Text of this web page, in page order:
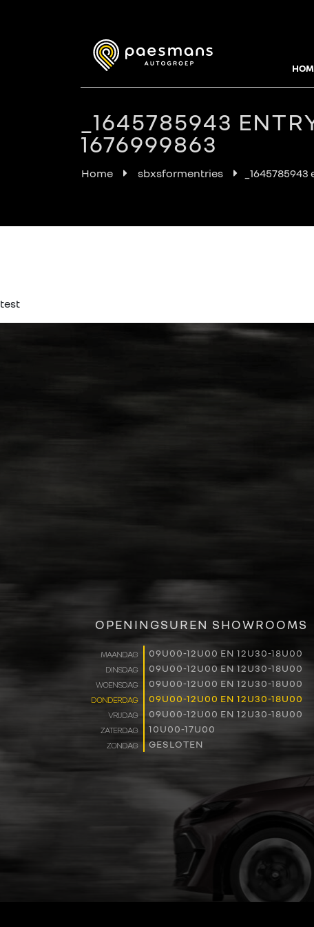
_1645785943
1676999863
Home sbxsformentries
test
OPENINGSUREN SHOWROOMS
MAANDAG 09U00-12U00 EN 12U30-18U00
DINSDAG 09U00-12U00 EN 12U30-18U00
WOENSDAG 09U00-12U00 EN 12U30-18U00
DONDERDAG 09U00-12U00 EN 12U30-18U00
VRIJDAG 09U00-12U00 EN 12U30-18U00
ZATERDAG 10U00-17U00
ZONDAG GESLOTEN